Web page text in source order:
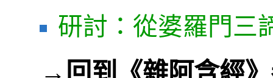
研討：從婆羅門三
→ 回到《雜阿含經